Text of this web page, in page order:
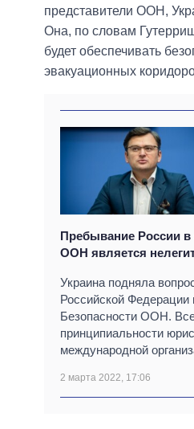
представители ООН,
Она, по словам
будет обеспечивать
эвакуационных
Пребывание России в
ООН является
Украина подняла
Российской Федерации
Безопасности ООН.
принципиальности
международной
2 марта 2022, 17:06